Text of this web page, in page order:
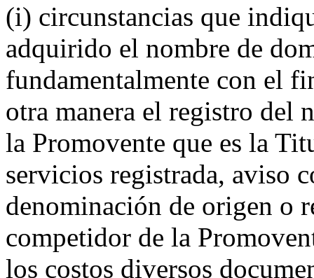
(i) circunstancias que
adquirido el nombre de
fundamentalmente con el
otra manera el registro del
la Promovente que es la
servicios registrada, aviso
denominación de origen o
competidor de la
los costos diversos